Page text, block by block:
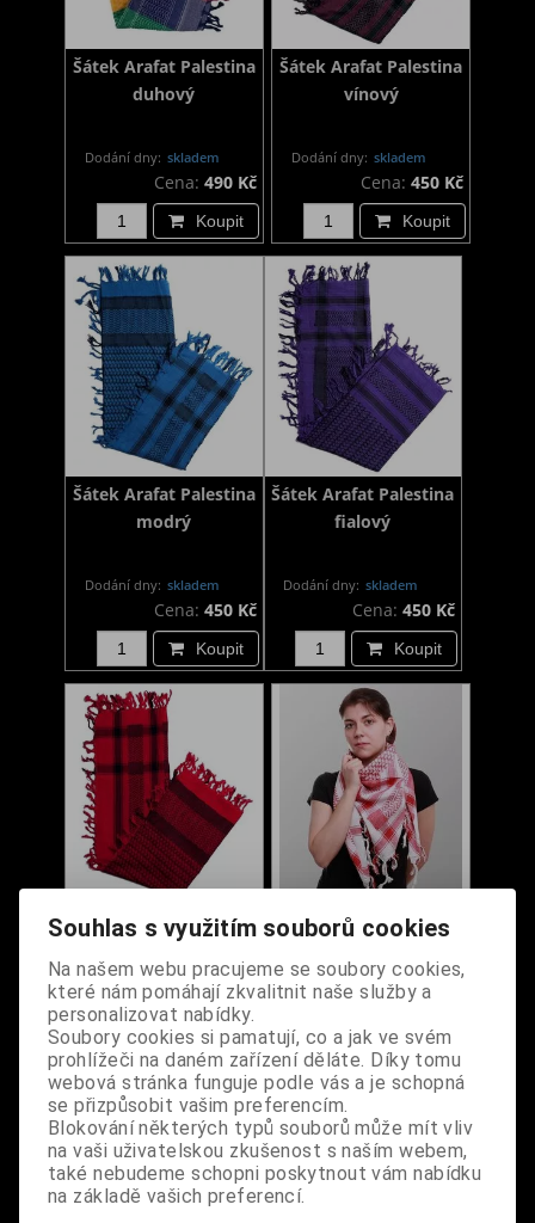
Šátek Arafat Palestina
duhový
Dodání dny: skladem
Cena: 490 Kč
Koupit
Šátek Arafat Palestina
vínový
Dodání dny: skladem
Cena: 450 Kč
Koupit
Šátek Arafat Palestina
modrý
Dodání dny: skladem
Cena: 450 Kč
Koupit
Šátek Arafat Palestina
fialový
Dodání dny: skladem
Cena:450 Kč
Koupit
Šátek Arafat Palestina
Dodání dny:skladem
Cena:450 Kč
Koupit
Šátek Arafat Palestina
Cena:450 Kč
Koupit
Souhlas s využitím souborů cookies
Na našem webu pracujeme se soubory cookies,
které nám pomáhají zkvalitnit naše služby a
personalizovat nabídky.
Soubory cookies si pamatují, co a jak ve svém
prohlížeči na daném zařízení děláte. Díky tomu
webová stránka funguje podle vás a je schopná
se přizpůsobit vašim preferencím.
Blokování některých typů souborů může mít vliv
na vaši uživatelskou zkušenost s naším webem,
také nebudeme schopni poskytnout vám nabídku
na základě vašich preferencí.